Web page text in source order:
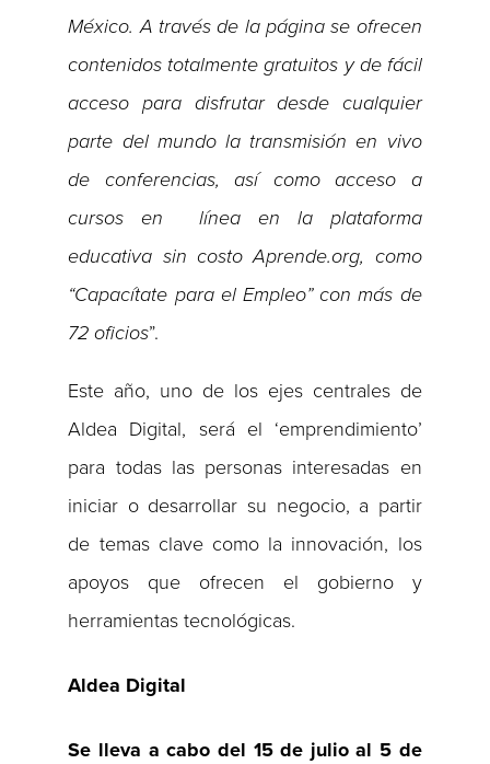
México. A través de la página se ofrecen
contenidos totalmente gratuitos y de fácil
acceso para disfrutar desde cualquier
parte del mundo la transmisión en vivo
de conferencias, así como acceso a
cursos en línea en la plataforma
educativa sin costo Aprende.org, como
“Capacítate para el Empleo” con más de
72 oficios”.
Este año, uno de los ejes centrales de
Aldea Digital, será el ‘emprendimiento’
para todas las personas interesadas en
iniciar o desarrollar su negocio, a partir
de temas clave como la innovación, los
apoyos que ofrecen el gobierno y
herramientas tecnológicas.
Aldea Digital
Se lleva a cabo del 15 de julio al 5 de